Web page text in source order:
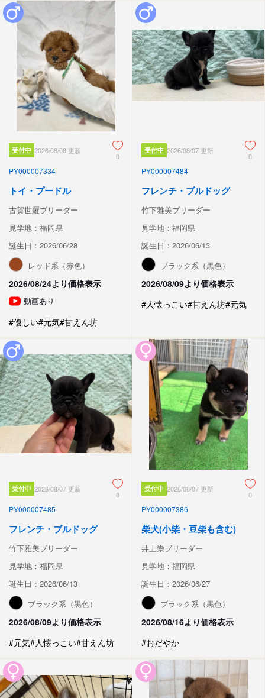
受付中 2026/08/08 更新
0
PY000007334
トイ・プードル
古賀世羅ブリーダー
見学地：福岡県
誕生日：2026/06/28
レッド系（赤色）
2026/08/24より価格表示
動画あり
#優しい#元気#甘えん坊
受付中 2026/08/07 更新
0
PY000007484
フレンチ・ブルドッグ
竹下雅美ブリーダー
見学地：福岡県
誕生日：2026/06/13
ブラック系（黒色）
2026/08/09より価格表示
#人懐っこい#甘えん坊#元気
受付中 2026/08/07 更新
0
PY000007485
フレンチ・ブルドッグ
竹下雅美ブリーダー
見学地：福岡県
誕生日：2026/06/13
ブラック系（黒色）
2026/08/09より価格表示
#元気#人懐っこい#甘えん坊
受付中 2026/08/07 更新
0
PY000007386
柴犬(小柴・豆柴も含む)
井上崇ブリーダー
見学地：福岡県
誕生日：2026/06/27
ブラック系（黒色）
2026/08/16より価格表示
#おだやか